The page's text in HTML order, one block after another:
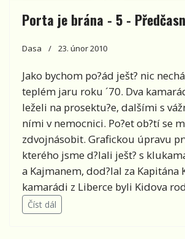
Porta je brána - 5 -
Dasa 23. únor 2010
Jako bychom po?ád ješt? nic
teplém jaru roku ´70. Dva
leželi na prosektu?e, dalšími s
ními v nemocnici. Po?et ob?tí se
zdvojnásobit. Grafickou úpravu
kterého jsme d?lali ješt? s
a Kajmanem, dod?lal za Kapitána
kamarádi z Liberce byli Kidova
Číst dál